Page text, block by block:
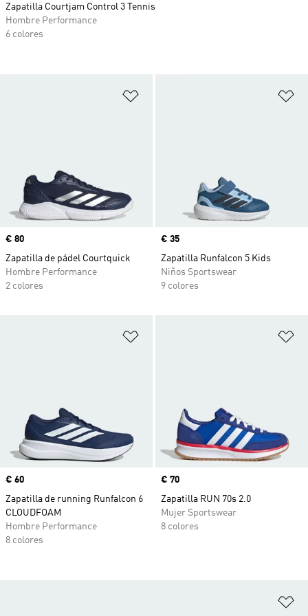
Precio
€ 80
Zapatilla de pádel Courtquick
Hombre Performance
2 colores
Precio
€ 35
Zapatilla Runfalcon 5 Kids
Niños Sportswear
9 colores
Precio
€ 60
Zapatilla de running Runfalcon 6
CLOUDFOAM
Hombre Performance
8 colores
Precio
€ 70
Zapatilla RUN 70s 2.0
Mujer Sportswear
8 colores
Zapatilla Courtjam Control 3 Tennis
Hombre Performance
6 colores